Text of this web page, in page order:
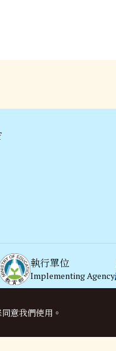
執行單位
Implementing Agency
意我們使用。